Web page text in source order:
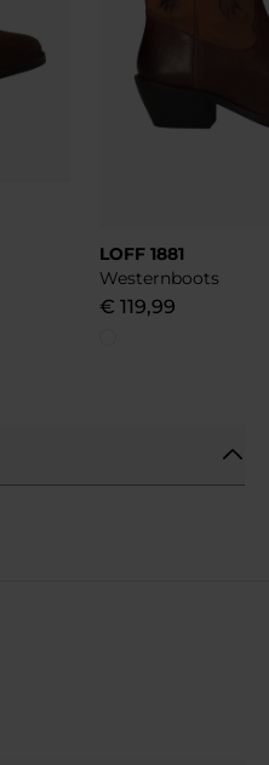
LOFF 1881
Westernboots
€ 119,99